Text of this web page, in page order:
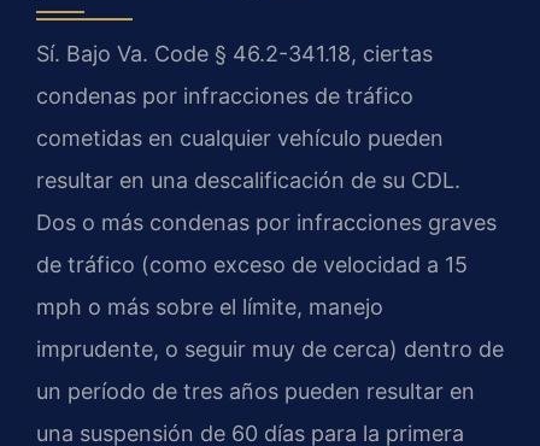
Sí. Bajo Va. Code § 46.2-341.18, ciertas
condenas por infracciones de tráfico
cometidas en cualquier vehículo pueden
resultar en una descalificación de su CDL.
Dos o más condenas por infracciones graves
de tráfico (como exceso de velocidad a 15
mph o más sobre el límite, manejo
imprudente, o seguir muy de cerca) dentro de
un período de tres años pueden resultar en
una suspensión de 60 días para la primera